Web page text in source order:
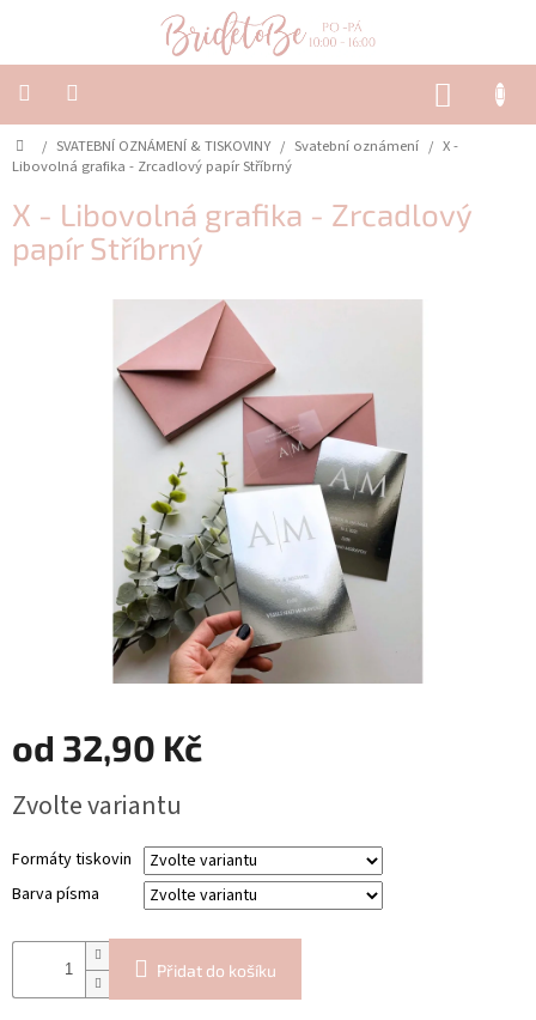
SVATEBNÍ
OZNÁMENÍ
SVATEBNÍ
Domů
/ SVATEBNÍ OZNÁMENÍ & TISKOVINY / Svatební oznámení / X -
Libovolná grafika - Zrcadlový papír Stříbrný
X - Libovolná grafika - Zrcadlový
papír Stříbrný
od 32,90 Kč
cena:
Zvolte variantu
Formáty tiskovin
Barva písma
Přidat do košíku